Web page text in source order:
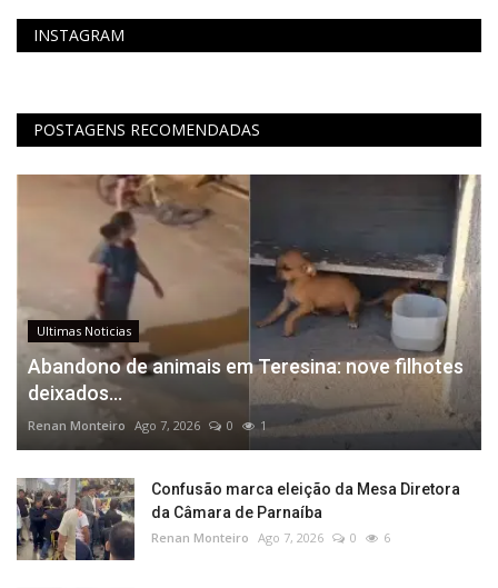
INSTAGRAM
POSTAGENS RECOMENDADAS
Ultimas Noticias
Abandono de animais em Teresina: nove filhotes
deixados...
Renan Monteiro Ago 7, 2026 0 1
Confusão marca eleição da Mesa Diretora
da Câmara de Parnaíba​‌​
Renan Monteiro Ago 7, 2026 0 6